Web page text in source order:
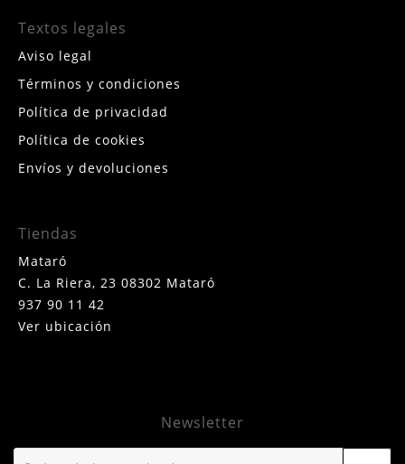
Textos legales
Aviso legal
Términos y condiciones
Política de privacidad
Política de cookies
Envíos y devoluciones
Tiendas
Mataró
C. La Riera, 23 08302 Mataró
937 90 11 42
Ver ubicación
Newsletter